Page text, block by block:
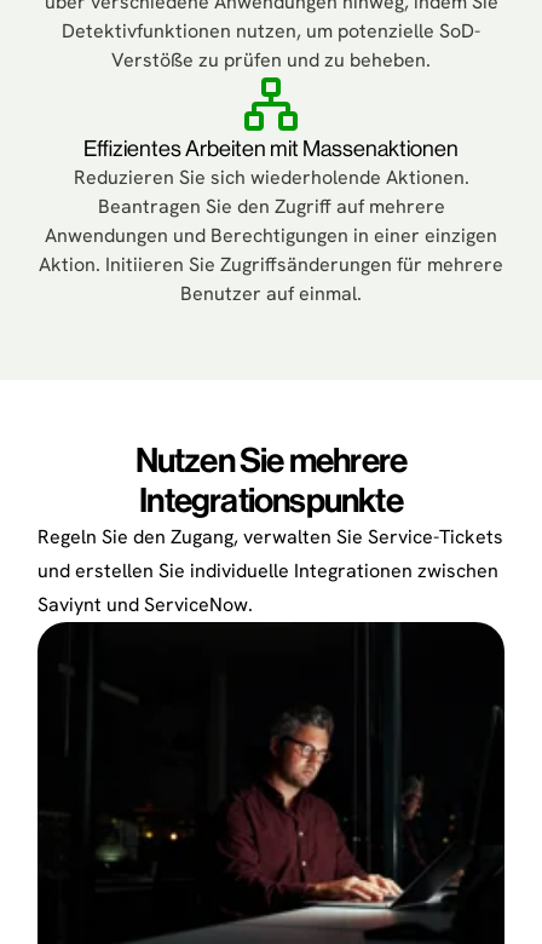
Detektivfunktionen nutzen, um potenzielle SoD-
Verstöße zu prüfen und zu beheben.
Effizientes Arbeiten mit Massenaktionen
Reduzieren Sie sich wiederholende Aktionen.
Beantragen Sie den Zugriff auf mehrere
Anwendungen und Berechtigungen in einer einzigen
Aktion. Initiieren Sie Zugriffsänderungen für mehrere
Benutzer auf einmal.
Nutzen Sie mehrere
Integrationspunkte
Regeln Sie den Zugang, verwalten Sie Service-Tickets
und erstellen Sie individuelle Integrationen zwischen
Saviynt und ServiceNow.